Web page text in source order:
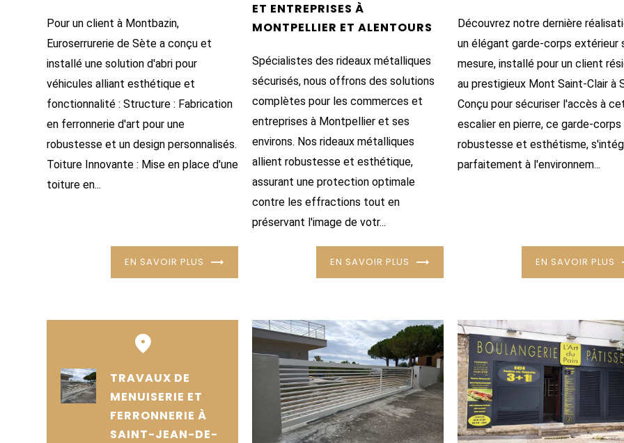
Pour un client à Montbazin,
Euroserrurerie de Sète a conçu et
installé une solution d'abri pour
véhicules alliant esthétique et
fonctionnalité : Structure : Fabrication
en ferronnerie d'art pour une
robustesse et un design personnalisés.
Toiture Innovante : Mise en place d'une
toiture en...
EN SAVOIR PLUS
ET ENTREPRISES À
MONTPELLIER ET ALENTOURS
Spécialistes des rideaux métalliques
sécurisés, nous offrons des solutions
complètes pour les commerces et
entreprises à Montpellier et ses
environs. Nos rideaux métalliques
allient robustesse et esthétique,
assurant une protection optimale
contre les effractions tout en
préservant l'image de votr...
EN SAVOIR PLUS
Découvrez notre dernière
un élégant garde-corps extérieur
mesure, installé pour un client
au prestigieux Mont Saint-Clair à
Conçu pour sécuriser l'accès à
escalier en pierre, ce garde-corps
robustesse et esthétisme,
parfaitement à l'environnem...
EN SAVOIR PLUS
TRAVAUX DE
MENUISERIE ET
FERRONNERIE À
SAINT-JEAN-DE-